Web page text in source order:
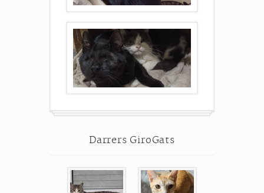
Darrers GiroGats